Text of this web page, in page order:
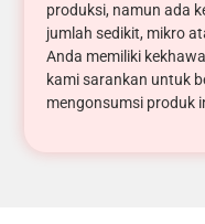
produksi, namun ada
jumlah sedikit, mikro
Anda memiliki
kami sarankan untuk
mengonsumsi produk